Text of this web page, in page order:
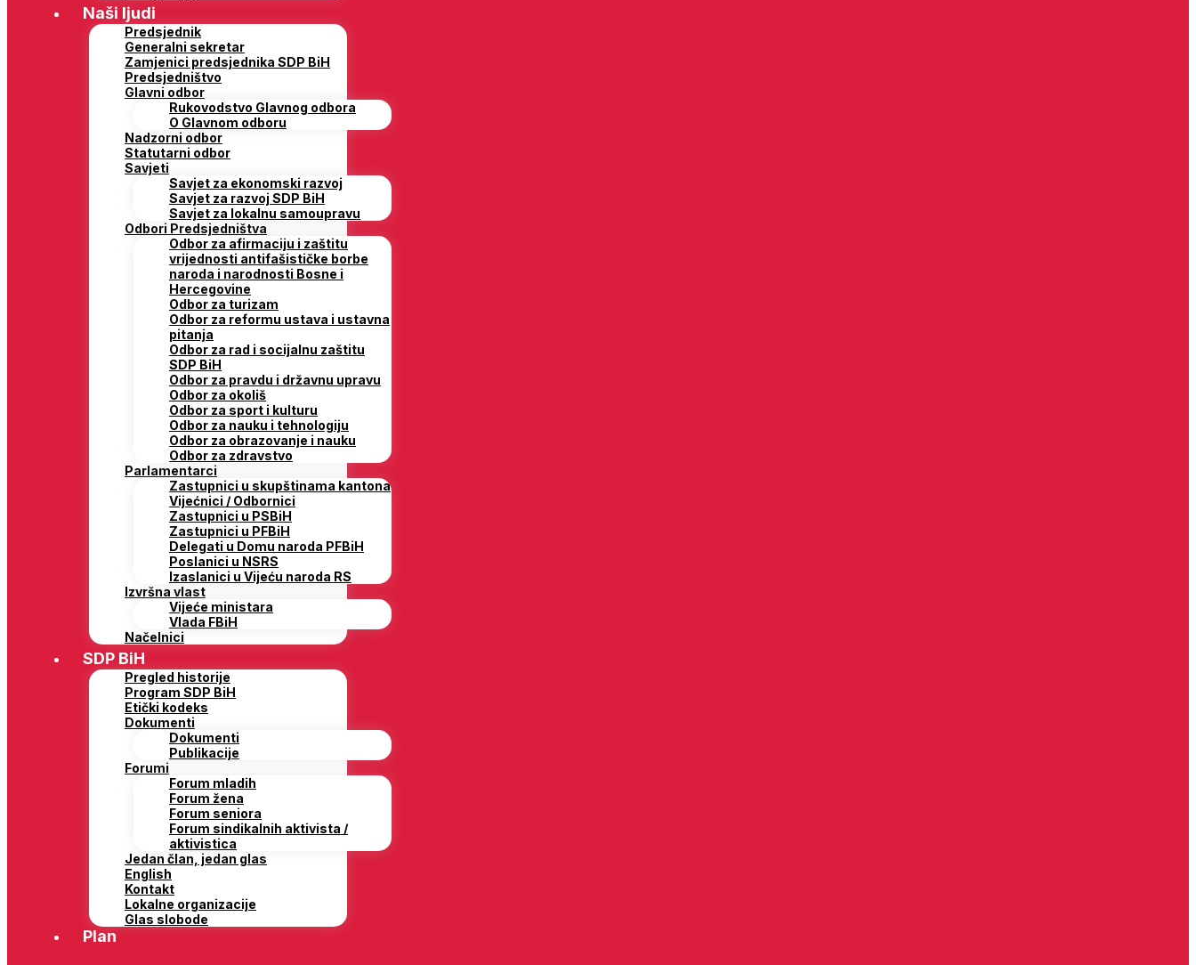
Naši ljudi
Predsjednik
Generalni sekretar
Zamjenici predsjednika SDP BiH
Predsjedništvo
Glavni odbor
Rukovodstvo Glavnog odbora
O Glavnom odboru
Nadzorni odbor
Statutarni odbor
Savjeti
Savjet za ekonomski razvoj
Savjet za razvoj SDP BiH
Savjet za lokalnu samoupravu
Odbori Predsjedništva
Odbor za afirmaciju i zaštitu
vrijednosti antifašističke borbe
naroda i narodnosti Bosne i
Hercegovine
Odbor za turizam
Odbor za reformu ustava i ustavna
pitanja
Odbor za rad i socijalnu zaštitu
SDP BiH
Odbor za pravdu i državnu upravu
Odbor za okoliš
Odbor za sport i kulturu
Odbor za nauku i tehnologiju
Odbor za obrazovanje i nauku
Odbor za zdravstvo
Parlamentarci
Zastupnici u skupštinama kantona
Vijećnici / Odbornici
Zastupnici u PSBiH
Zastupnici u PFBiH
Delegati u Domu naroda PFBiH
Poslanici u NSRS
Izaslanici u Vijeću naroda RS
Izvršna vlast
Vijeće ministara
Vlada FBiH
Načelnici
SDP BiH
Pregled historije
Program SDP BiH
Etički kodeks
Dokumenti
Dokumenti
Publikacije
Forumi
Forum mladih
Forum žena
Forum seniora
Forum sindikalnih aktivista /
aktivistica
Jedan član, jedan glas
English
Kontakt
Lokalne organizacije
Glas slobode
Plan